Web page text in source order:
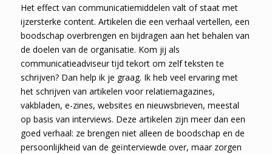
Het effect van communicatiemiddelen valt of staat met
ijzersterke content. Artikelen die een verhaal vertellen, een
boodschap overbrengen en bijdragen aan het behalen van
de doelen van de organisatie. Kom jij als
communicatieadviseur tijd tekort om zelf teksten te
schrijven? Dan help ik je graag. Ik heb veel ervaring met
het schrijven van artikelen voor relatiemagazines,
vakbladen, e-zines, websites en nieuwsbrieven, meestal
op basis van interviews. Deze artikelen zijn meer dan een
goed verhaal: ze brengen niet alleen de boodschap en de
persoonlijkheid van de geïnterviewde over, maar zorgen